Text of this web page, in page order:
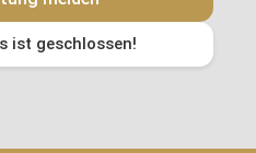
ist geschlossen!